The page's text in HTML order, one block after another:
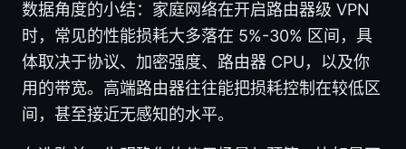
数据角度的小结：家庭网络在开启路由器级 VPN
时，常见的性能损耗大多落在 5%-30% 区间，具
体取决于协议、加密强度、路由器 CPU，以及你
用的带宽。高端路由器往往能把损耗控制在较低区
间，甚至接近无感知的水平。